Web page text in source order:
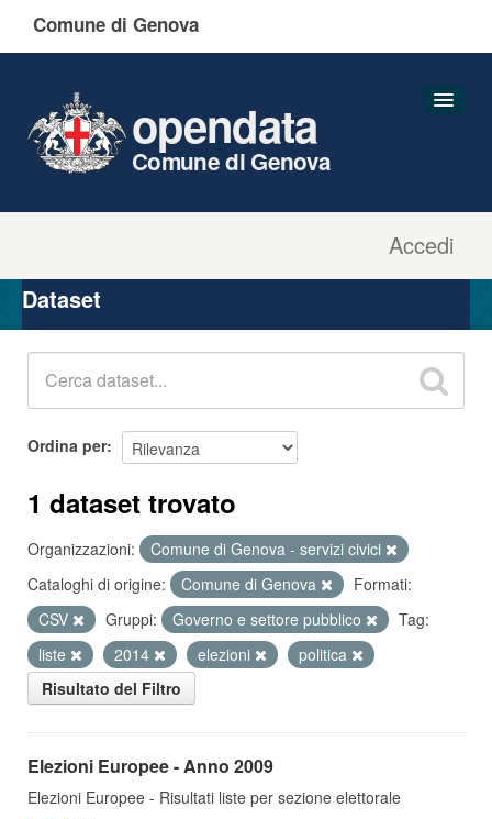
Comune di Genova
Accedi
opendata
Comune di Genova
Organizzazioni
Gruppi
Dataset
Ordina per
1 dataset trovato
Organizzazioni:
Comune di Genova - servizi civici
Cataloghi di origine:
Comune di Genova
Formati:
CSV
Gruppi: Governo e settore pubblico
Tag:
liste
2014 elezioni
politica
Risultato del Filtro
Elezioni Europee - Anno 2009
Elezioni Europee - Risultati liste per sezione elettorale